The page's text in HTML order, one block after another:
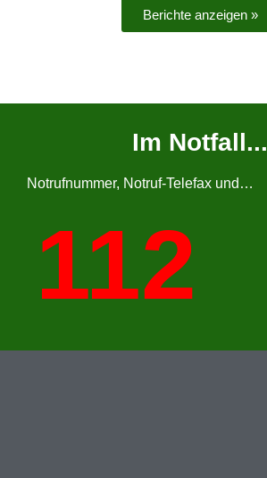
Berichte anzeigen »
Im Notfall...
Notrufnummer, Notruf-Telefax und…
112